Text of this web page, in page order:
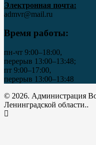
Электронная почта:
admvr@mail.ru
Время работы:
пн-чт 9:00–18:00,
перерыв 13:00–13:48;
пт 9:00–17:00,
перерыв 13:00–13:48
© 2026. Администрация
Ленинградской области..